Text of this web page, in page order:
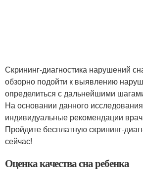
Скрининг-диагностика нарушений
обзорно подойти к выявлению
определиться с дальнейшими
На основании данного
индивидуальные рекомендации
Пройдите бесплатную скрининг-
сейчас!
Оценка качества сна ребенка